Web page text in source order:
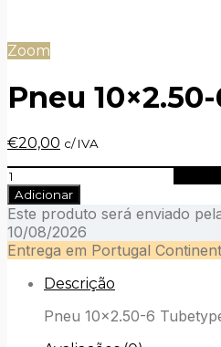
Zoom
Pneu
O
original
era:
€25,00.
€20,00 O
é:
€20,00.
c/ IVA
Quantidade
de
Pneu
10x2.50-
6
Tubetype
Adicionar
Este produto será enviado
10/08/2026
Entrega em Portugal
Descrição
Pneu 10×2.50-6